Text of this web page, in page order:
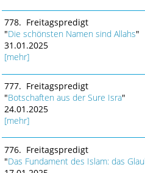
778. Freitagspredigt
"Die schönsten Namen sind Allahs"
31.01.2025
[mehr]
777. Freitagspredigt
"Botschaften aus der Sure Isra"
24.01.2025
[mehr]
776. Freitagspredigt
"Das Fundament des Islam: das